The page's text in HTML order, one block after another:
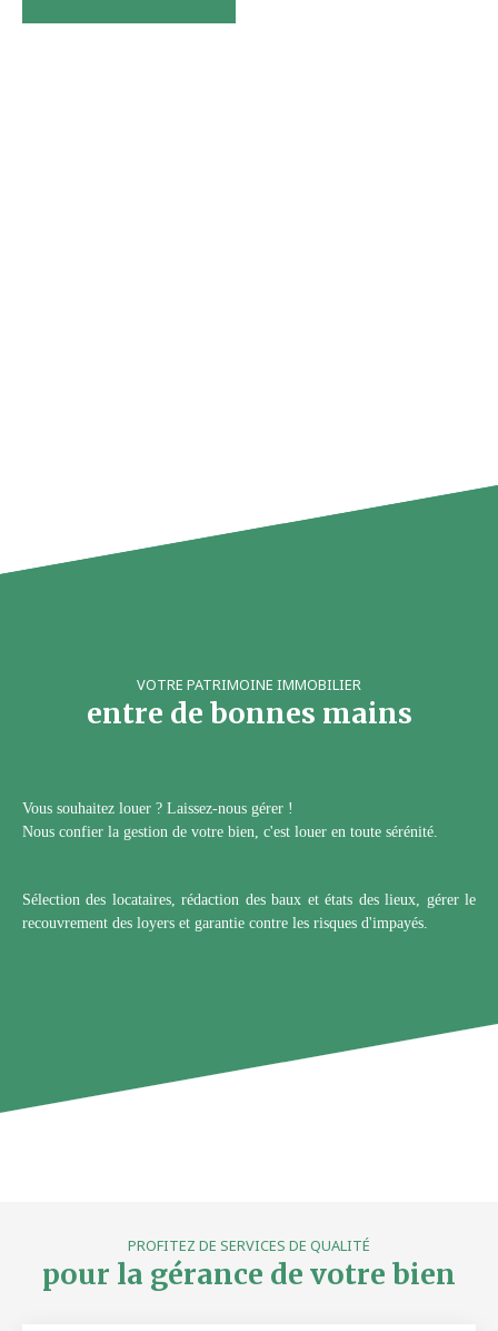
VOTRE PATRIMOINE IMMOBILIER
entre de bonnes mains
Vous souhaitez louer ? Laissez-nous gérer !
Nous confier la gestion de votre bien, c'est louer en toute sérénité.
Sélection des locataires, rédaction des baux et états des lieux, gérer le
recouvrement des loyers et garantie contre les risques d'impayés.
PROFITEZ DE SERVICES DE QUALITÉ
pour la gérance de votre bien